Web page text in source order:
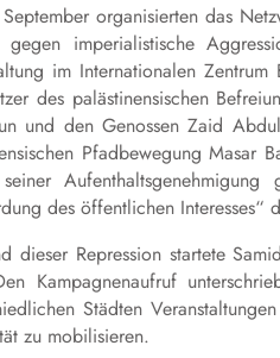
organisierten das
gegen imperialistische
im Internationalen
des palästinensischen
und den Genossen Zaid
Pfadbewegung
des öffentlichen Interesses“
dieser Repression startete
Kampagnenaufruf
Städten
zu mobilisieren.